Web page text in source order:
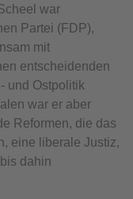
war
Partei (FDP),
mit
entscheidenden
und Ostpolitik
war er aber
Reformen, die das
eine liberale Justiz,
dahin